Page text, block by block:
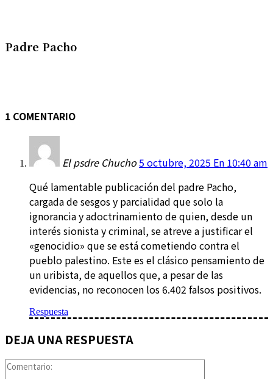
Padre Pacho
1 COMENTARIO
El psdre Chucho5 octubre, 2025 En 10:40 am
Qué lamentable publicación del padre Pacho,
cargada de sesgos y parcialidad que solo la
ignorancia y adoctrinamiento de quien, desde un
interés sionista y criminal, se atreve a justificar el
«genocidio» que se está cometiendo contra el
pueblo palestino. Este es el clásico pensamiento de
un uribista, de aquellos que, a pesar de las
evidencias, no reconocen los 6.402 falsos positivos.
Respuesta
DEJA UNA RESPUESTA